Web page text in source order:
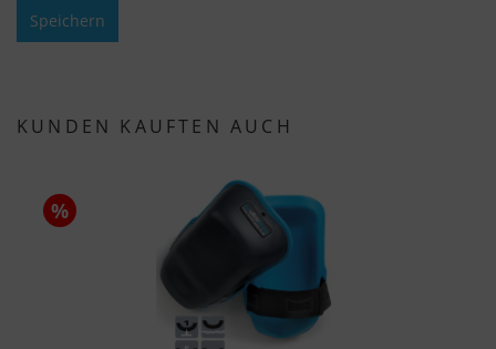
Speichern
KUNDEN KAUFTEN AUCH
%
Einstellungen speichern" möchten.
Informationen finden Sie in unseren
Datenschutzbestimmungen.
Wir nutzen Google Analytics, um eine
kontinuierliche Analyse und statistische
Auswertung der Website zu erhalten, um die